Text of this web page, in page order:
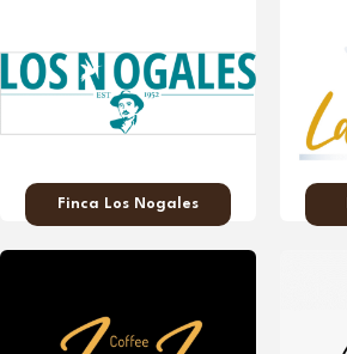
Finca Los Nogales